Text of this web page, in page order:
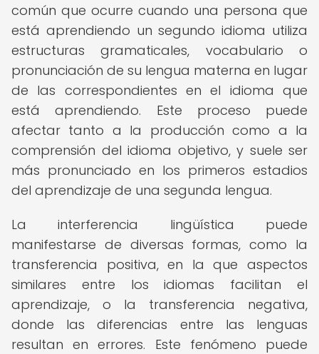
común que ocurre cuando una persona que
está aprendiendo un segundo idioma utiliza
estructuras gramaticales, vocabulario o
pronunciación de su lengua materna en lugar
de las correspondientes en el idioma que
está aprendiendo. Este proceso puede
afectar tanto a la producción como a la
comprensión del idioma objetivo, y suele ser
más pronunciado en los primeros estadios
del aprendizaje de una segunda lengua.
La interferencia lingüística puede
manifestarse de diversas formas, como la
transferencia positiva, en la que aspectos
similares entre los idiomas facilitan el
aprendizaje, o la transferencia negativa,
donde las diferencias entre las lenguas
resultan en errores. Este fenómeno puede